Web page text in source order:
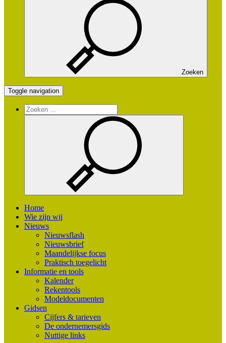
Zoeken
Toggle navigation
Home
Wie zijn wij
Nieuws
Nieuwsflash
Nieuwsbrief
Maandelijkse focus
Praktisch toegelicht
Informatie en tools
Kalender
Rekentools
Modeldocumenten
Gidsen
Cijfers & tarieven
De ondernemersgids
Nuttige links